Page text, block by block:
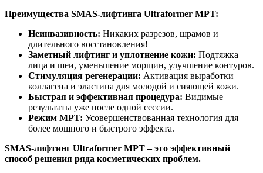
Преимущества SMAS-лифтинга Ultraformer MPT:
Неинвазивность: Никаких разрезов, шрамов и
длительного восстановления!
Заметный лифтинг и уплотнение кожи: Подтяжка
лица и шеи, уменьшение морщин, улучшение контуров.
Стимуляция регенерации: Активация выработки
коллагена и эластина для молодой и сияющей кожи.
Быстрая и эффективная процедура: Видимые
результаты уже после одной сессии.
Режим MPT: Усовершенствованная технология для
более мощного и быстрого эффекта.
SMAS-лифтинг Ultraformer MPT – это эффективный
способ решения ряда косметических проблем.